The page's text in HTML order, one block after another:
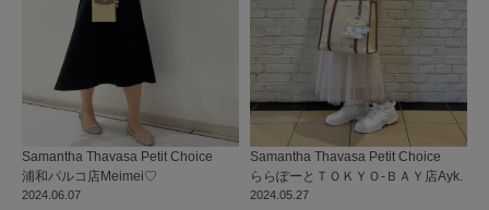
2024.06.07
Samantha Thavasa Petit Choice
浦和パルコ店Meimei♡
2024.05.27
Samantha Thavasa Petit Choice
ららぽーとＴＯＫＹＯ-ＢＡＹ店Ayk.